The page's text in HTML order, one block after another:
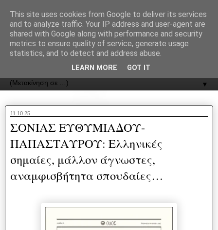
ΟΔΟΣ
▼
11.10.25
ΣΟΝΙΑΣ ΕΥΘΥΜΙΑΔΟΥ-
ΠΑΠΑΣΤΑΥΡΟΥ: Ελληνικές
σημαίες, μάλλον άγνωστες,
αναμφισβήτητα σπουδαίες…
This site uses cookies from Google to deliver its services
and to analyze traffic. Your IP address and user-agent are
shared with Google along with performance and security
metrics to ensure quality of service, generate usage
statistics, and to detect and address abuse.
LEARN MORE GOT IT